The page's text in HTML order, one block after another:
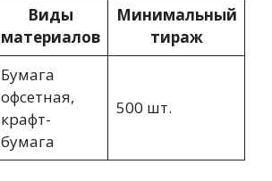
Виды
материалов
Минимальный
тираж
Бумага
офсетная,
крафт-
бумага
500 шт.